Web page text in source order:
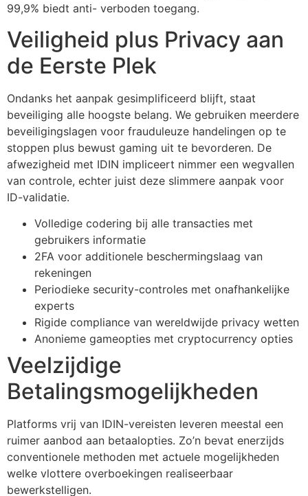
99,9% biedt anti- verboden toegang.
Veiligheid plus Privacy aan
de Eerste Plek
Ondanks het aanpak gesimplificeerd blijft, staat
beveiliging alle hoogste belang. We gebruiken meerdere
beveiligingslagen voor frauduleuze handelingen op te
stoppen plus bewust gaming uit te bevorderen. De
afwezigheid met IDIN impliceert nimmer een wegvallen
van controle, echter juist deze slimmere aanpak voor
ID-validatie.
Volledige codering bij alle transacties met
gebruikers informatie
2FA voor additionele beschermingslaag van
rekeningen
Periodieke security-controles met onafhankelijke
experts
Rigide compliance van wereldwijde privacy wetten
Anonieme gameopties met cryptocurrency opties
Veelzijdige
Betalingsmogelijkheden
Platforms vrij van IDIN-vereisten leveren meestal een
ruimer aanbod aan betaalopties. Zo’n bevat enerzijds
conventionele methoden met actuele mogelijkheden
welke vlottere overboekingen realiseerbaar
bewerkstelligen.